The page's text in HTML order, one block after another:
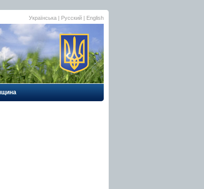
Українська | Русский | English